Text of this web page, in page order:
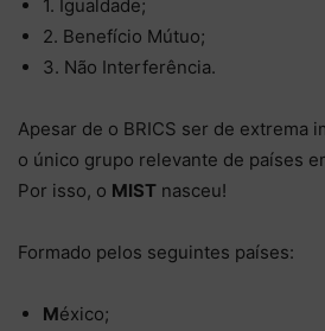
1. Igualdade;
2. Benefício Mútuo;
3. Não Interferência.
Apesar de o BRICS ser de extrema
o único grupo relevante de países
Por isso, o MIST nasceu!
Formado pelos seguintes países:
México;